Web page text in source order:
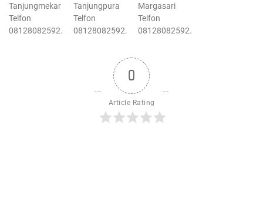
Tanjungmekar
Telfon
08128082592.
Tanjungpura
Telfon
08128082592.
Margasari
Telfon
08128082592.
0
Article Rating